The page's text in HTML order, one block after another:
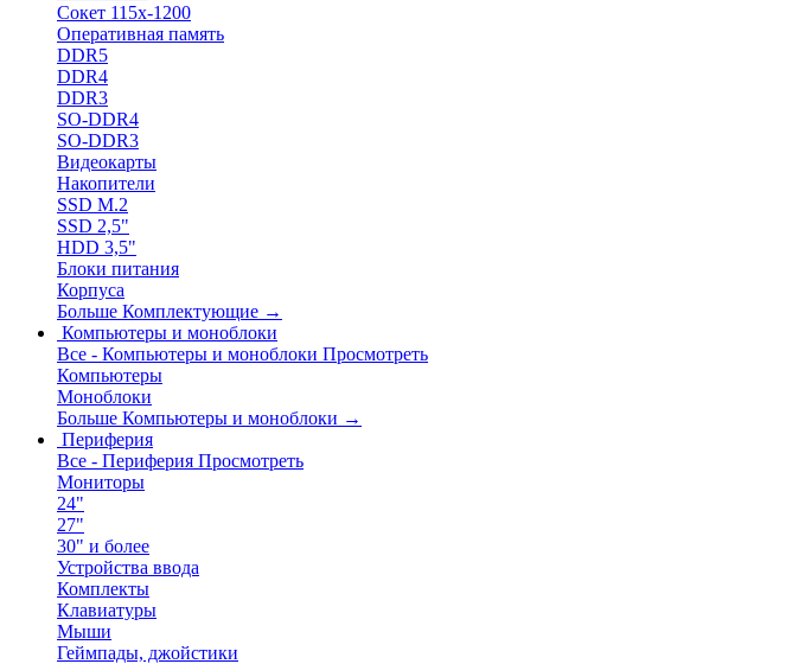
Сокет 115х-1200
Оперативная память
DDR5
DDR4
DDR3
SO-DDR4
SO-DDR3
Видеокарты
Накопители
SSD M.2
SSD 2,5"
HDD 3,5"
Блоки питания
Корпуса
Больше Комплектующие →
Компьютеры и моноблоки
Все - Компьютеры и моноблоки Просмотреть
Компьютеры
Моноблоки
Больше Компьютеры и моноблоки →
Периферия
Все - Периферия Просмотреть
Мониторы
24"
27"
30" и более
Устройства ввода
Комплекты
Клавиатуры
Мыши
Геймпады, джойстики